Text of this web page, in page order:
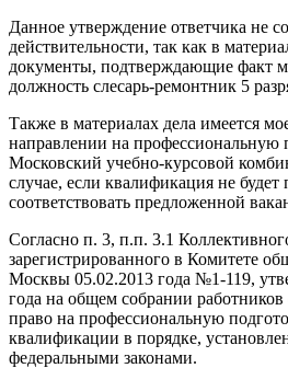
Данное утверждение ответчика не
действительности, так как в
документы, подтверждающие факт
должность слесарь-ремонтник 5
Также в материалах дела имеется
направлении на профессиональную
Московский учебно-курсовой
случае, если квалификация не будет
соответствовать предложенной
Согласно п. 3, п.п. 3.1
зарегистрированного в Комитете
Москвы 05.02.2013 года №1-119,
года на общем собрании
право на профессиональную
квалификации в порядке,
федеральными законами.